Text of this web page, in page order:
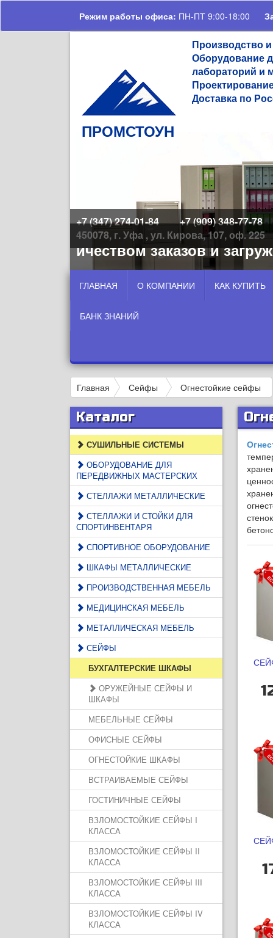
Режим работы офиса: ПН-ПТ 9:00-18:00
ПРОМСТОУН
Производство
Оборудование
лабораторий и
Доставка по
+7 (347) 274-01-84
+7 (909) 348-77-78
450078, г. Уфа , ул. Кирова, 107, оф. 225
количеством заказов и
ГЛАВНАЯ О КОМПАНИИ КАК КУПИТЬ
БАНК ЗНАНИЙ
Главная Сейфы Огнестойкие сейфы
Каталог
СУШИЛЬНЫЕ СИСТЕМЫ
ОБОРУДОВАНИЕ ДЛЯ
ПЕРЕДВИЖНЫХ МАСТЕРСКИХ
СТЕЛЛАЖИ МЕТАЛЛИЧЕСКИЕ
СТЕЛЛАЖИ И СТОЙКИ ДЛЯ
СПОРТИНВЕНТАРЯ
СПОРТИВНОЕ ОБОРУДОВАНИЕ
ШКАФЫ МЕТАЛЛИЧЕСКИЕ
ПРОИЗВОДСТВЕННАЯ МЕБЕЛЬ
МЕДИЦИНСКАЯ МЕБЕЛЬ
МЕТАЛЛИЧЕСКАЯ МЕБЕЛЬ
СЕЙФЫ
БУХГАЛТЕРСКИЕ ШКАФЫ
ОРУЖЕЙНЫЕ СЕЙФЫ И
ШКАФЫ
МЕБЕЛЬНЫЕ СЕЙФЫ
ОФИСНЫЕ СЕЙФЫ
ОГНЕСТОЙКИЕ ШКАФЫ
ВСТРАИВАЕМЫЕ СЕЙФЫ
ГОСТИНИЧНЫЕ СЕЙФЫ
ВЗЛОМОСТОЙКИЕ СЕЙФЫ I
КЛАССА
ВЗЛОМОСТОЙКИЕ СЕЙФЫ II
КЛАССА
ВЗЛОМОСТОЙКИЕ СЕЙФЫ III
КЛАССА
ВЗЛОМОСТОЙКИЕ СЕЙФЫ IV
КЛАССА